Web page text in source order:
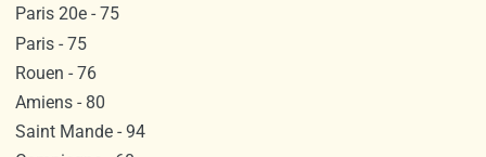
Paris 20e - 75
Paris - 75
Rouen - 76
Amiens - 80
Saint Mande - 94